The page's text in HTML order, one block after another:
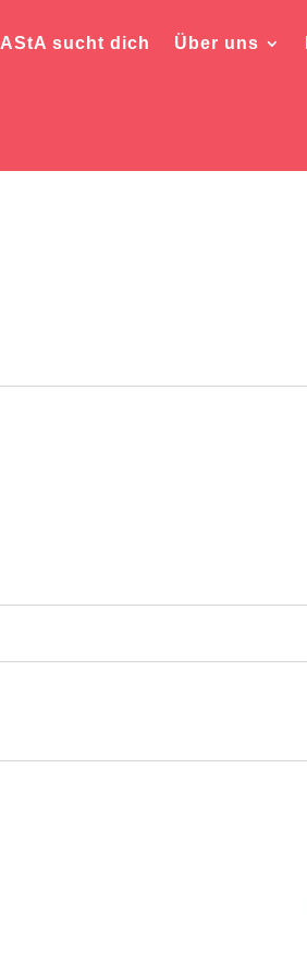
AStA sucht dich Über uns